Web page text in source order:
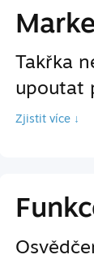
Takřka
upoutat
Zjistit více ↓